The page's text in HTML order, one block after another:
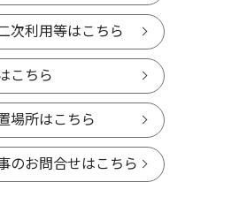
次利用等はこちら
こちら
場所はこちら
のお問合せはこちら